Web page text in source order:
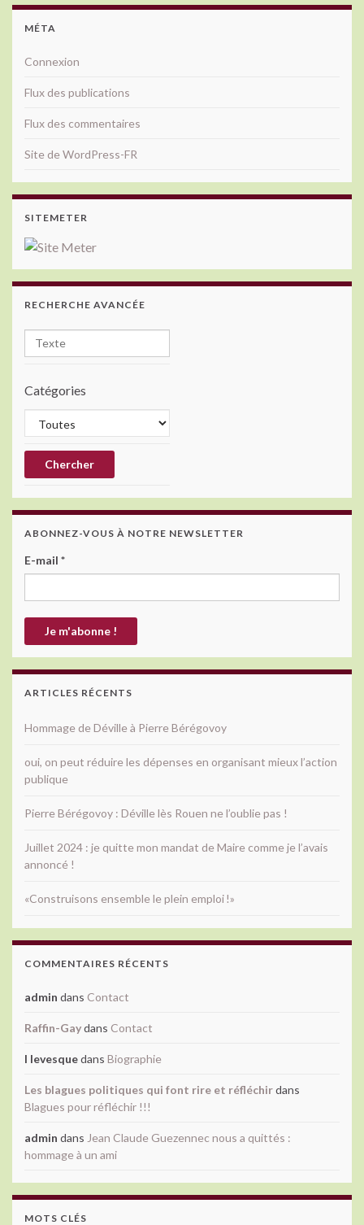
MÉTA
Connexion
Flux des publications
Flux des commentaires
Site de WordPress-FR
SITEMETER
RECHERCHE AVANCÉE
Catégories
ABONNEZ-VOUS À NOTRE NEWSLETTER
E-mail *
ARTICLES RÉCENTS
Hommage de Déville à Pierre Bérégovoy
oui, on peut réduire les dépenses en organisant mieux l’action
publique
Pierre Bérégovoy : Déville lès Rouen ne l’oublie pas !
Juillet 2024 : je quitte mon mandat de Maire comme je l’avais
annoncé !
«Construisons ensemble le plein emploi !»
COMMENTAIRES RÉCENTS
admin dans Contact
Raffin-Gaydans Contact
l levesquedans Biographie
Les blagues politiques qui font rire et réfléchirdans
Blagues pour réfléchir !!!
admin dans Jean Claude Guezennec nous a quittés :
hommage à un ami
MOTS CLÉS